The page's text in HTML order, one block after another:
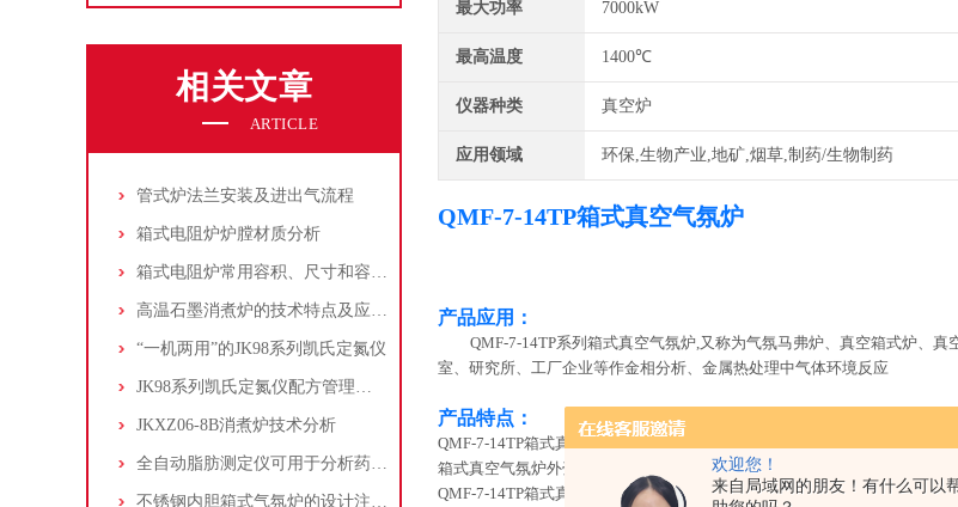
欢迎您！
来自局域网的朋友！有什么可以
相关文章
ARTICLE
管式炉法兰安装及进出气流程
箱式电阻炉炉膛材质分析
箱式电阻炉常用容积、尺寸和容积大小选择
高温石墨消煮炉的技术特点及应用领域
“一机两用”的JK98系列凯氏定氮仪
JK98系列凯氏定氮仪配方管理应用
JKXZ06-8B消煮炉技术分析
全自动脂肪测定仪可用于分析药物和生物组织中的脂肪含量
不锈钢内胆箱式气氛炉的设计注重实用性和功能性
最大功率 7000kW
最高温度 1400℃
仪器种类 真空炉
应用领域 环保,生物产业,地矿,烟草,制药/生物制药
QMF-7-14TP箱式真空气氛炉
产品应用：
QMF-7-14TP系列箱式真空气氛炉,又称为气氛马弗炉、真空箱式炉、真
室、研究所、工厂企业等作金相分析、金属热处理中气体环境反应
产品特点：
QMF-7-14TP箱式真空气氛炉采用一体式结构，双层机箱设计
箱式真空气氛炉外壳采用冷轧钢板外涂高温漆
QMF-7-14TP箱式真空气氛炉采用整体密封焊接，顶部和炉门采用密封圈密封